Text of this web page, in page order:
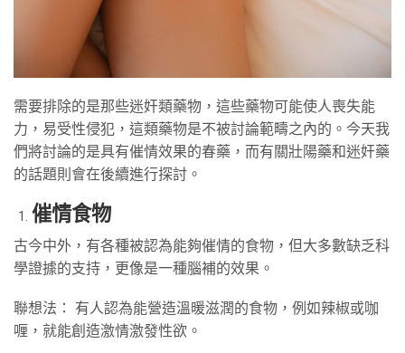
需要排除的是那些迷奸類藥物，這些藥物可能使人喪失能
力，易受性侵犯，這類藥物是不被討論範疇之內的。今天我
們將討論的是具有催情效果的春藥，而有關壯陽藥和迷奸藥
的話題則會在後續進行探討。
催情食物
古今中外，有各種被認為能夠催情的食物，但大多數缺乏科
學證據的支持，更像是一種腦補的效果。
聯想法： 有人認為能營造溫暖滋潤的食物，例如辣椒或咖
喱，就能創造激情激發性欲。